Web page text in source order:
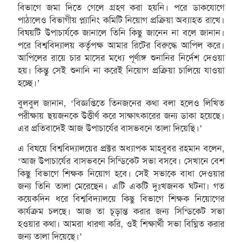
বিভাগে জমা দিতে গেলে গ্রহণ করা হয়নি। পরে ডাকযোগে
পাঠালেও বিভাগীয় প্ল্যানিং কমিটি নিয়োগ প্রক্রিয়া অব্যাহত রাখে।
বিষয়টি উপাচার্যকে জানালে তিনি কিছু জানেন না বলে জানান।
পরে বিশ্ববিদ্যালয় কর্তৃপক্ষ আমার রিটের বিরুদ্ধে আপিল করে।
আপিলের রায়ে চার মাসের মধ্যে পূর্ণাঙ্গ শুনানির নির্দেশ দেওয়া
হয়। কিন্তু সেই শুনানি না করেই নিয়োগ প্রক্রিয়া চালিয়ে যাওয়া
হচ্ছে।’
বুলবুল জানান, ‘বিজ্ঞপ্তিতে তিনজনের কথা বলা হলেও লিখিত
পরীক্ষায় ছয়জনকে উত্তীর্ণ করে সাক্ষাৎকারের জন্য ডাকা হয়েছে।
এর প্রতিবাদেই আজ উপাচার্যের বাসভবনে তালা দিয়েছি।’
এ বিষয়ে বিশ্ববিদ্যালয়ের প্রক্টর অধ্যাপক মাহবুবর রহমান বলেন,
‘আজ উপাচার্যের বাসভবনে সিন্ডিকেট সভা বসবে। সেখানে বেশ
কিছু বিভাগে শিক্ষক নিয়োগ হবে। সেই সভাকে বাধা দেওয়ার
জন্য তিনি তালা মেরেছেন। এটি একটি দুঃখজনক ঘটনা। গত
কয়েকদিন ধরে বিশ্ববিদ্যালয়ে কিছু বিভাগে শিক্ষক নিয়োগের
কার্যক্রম চলছে। আজ তা চূড়ান্ত করার জন্য সিন্ডিকেট সভা
হওয়ার কথা। আমরা ধারণা করি, ওই শিক্ষার্থী সভা বিঘ্নিত করার
জন্য তালা দিয়েছে।’